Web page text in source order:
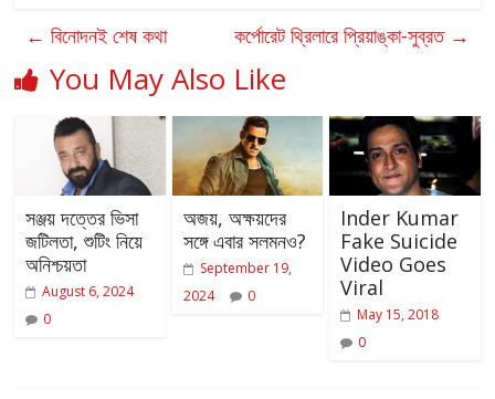
← বিনোদনই শেষ কথা কর্পোরেট থ্রিলারে প্রিয়াঙ্কা-সুব্রত →
You May Also Like
সঞ্জয় দত্তের ভিসা
জটিলতা, শুটিং নিয়ে
অনিশ্চয়তা
August 6, 2024
0
অজয়, অক্ষয়দের
সঙ্গে এবার সলমনও?
September 19,
2024
0
Inder Kumar
Fake Suicide
Video Goes
Viral
May 15, 2018
0